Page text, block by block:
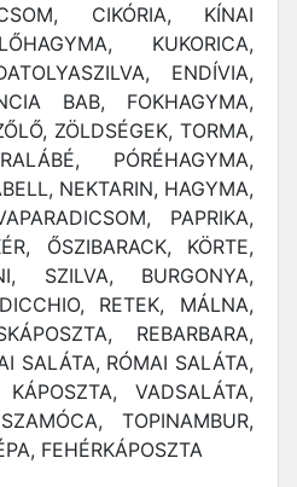
CIKÓRIA, KÍNAI
KUKORICA,
ENDÍVIA,
BAB, FOKHAGYMA,
ZÖLDSÉGEK, TORMA,
PÓRÉHAGYMA,
NEKTARIN, HAGYMA,
PAPRIKA,
ŐSZIBARACK, KÖRTE,
SZILVA, BURGONYA,
RETEK, MÁLNA,
REBARBARA,
SALÁTA, RÓMAI SALÁTA,
KÁPOSZTA, VADSALÁTA,
TOPINAMBUR,
FEHÉRKÁPOSZTA